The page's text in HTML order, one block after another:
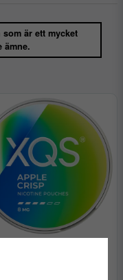
är ett mycket
ämne.